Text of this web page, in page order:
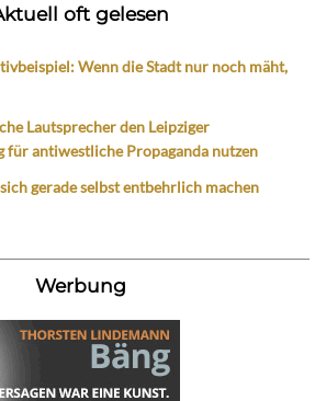
oft gelesen
Wenn die Stadt nur noch mäht,
Lautsprecher den Leipziger
für antiwestliche Propaganda nutzen
gerade selbst entbehrlich machen
Werbung